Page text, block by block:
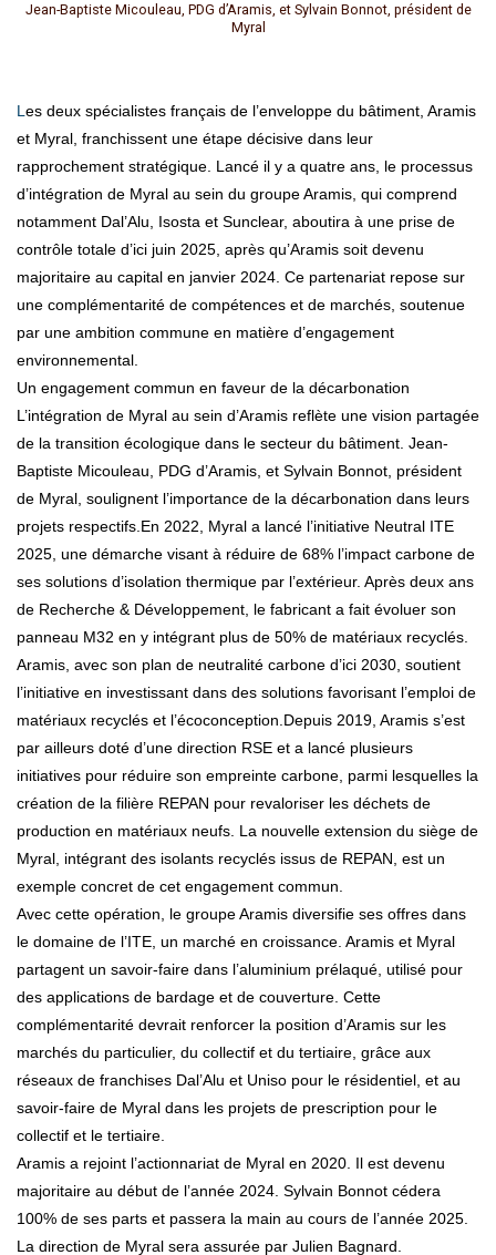
Jean-Baptiste Micouleau, PDG d’Aramis, et Sylvain Bonnot, président de
Myral
Les deux spécialistes français de l’enveloppe du bâtiment, Aramis
et Myral, franchissent une étape décisive dans leur
rapprochement stratégique. Lancé il y a quatre ans, le processus
d’intégration de Myral au sein du groupe Aramis, qui comprend
notamment Dal’Alu, Isosta et Sunclear, aboutira à une prise de
contrôle totale d’ici juin 2025, après qu’Aramis soit devenu
majoritaire au capital en janvier 2024. Ce partenariat repose sur
une complémentarité de compétences et de marchés, soutenue
par une ambition commune en matière d’engagement
environnemental.
Un engagement commun en faveur de la décarbonation
L’intégration de Myral au sein d’Aramis reflète une vision partagée
de la transition écologique dans le secteur du bâtiment. Jean-
Baptiste Micouleau, PDG d’Aramis, et Sylvain Bonnot, président
de Myral, soulignent l’importance de la décarbonation dans leurs
projets respectifs.En 2022, Myral a lancé l’initiative Neutral ITE
2025, une démarche visant à réduire de 68% l’impact carbone de
ses solutions d’isolation thermique par l’extérieur. Après deux ans
de Recherche & Développement, le fabricant a fait évoluer son
panneau M32 en y intégrant plus de 50% de matériaux recyclés.
Aramis, avec son plan de neutralité carbone d’ici 2030, soutient
l’initiative en investissant dans des solutions favorisant l’emploi de
matériaux recyclés et l’écoconception.Depuis 2019, Aramis s’est
par ailleurs doté d’une direction RSE et a lancé plusieurs
initiatives pour réduire son empreinte carbone, parmi lesquelles la
création de la filière REPAN pour revaloriser les déchets de
production en matériaux neufs. La nouvelle extension du siège de
Myral, intégrant des isolants recyclés issus de REPAN, est un
exemple concret de cet engagement commun.
Avec cette opération, le groupe Aramis diversifie ses offres dans
le domaine de l’ITE, un marché en croissance. Aramis et Myral
partagent un savoir-faire dans l’aluminium prélaqué, utilisé pour
des applications de bardage et de couverture. Cette
complémentarité devrait renforcer la position d’Aramis sur les
marchés du particulier, du collectif et du tertiaire, grâce aux
réseaux de franchises Dal’Alu et Uniso pour le résidentiel, et au
savoir-faire de Myral dans les projets de prescription pour le
collectif et le tertiaire.
Aramis a rejoint l’actionnariat de Myral en 2020. Il est devenu
majoritaire au début de l’année 2024. Sylvain Bonnot cédera
100% de ses parts et passera la main au cours de l’année 2025.
La direction de Myral sera assurée par Julien Bagnard.